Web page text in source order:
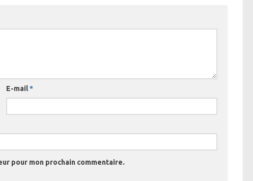
E-mail*
pour mon prochain commentaire.